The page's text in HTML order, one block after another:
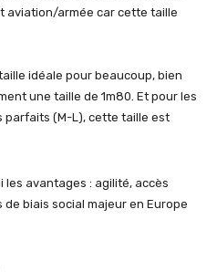
aviation/armée car cette taille
idéale pour beaucoup, bien
une taille de 1m80. Et pour les
(M-L), cette taille est
les avantages : agilité, accès
biais social majeur en Europe